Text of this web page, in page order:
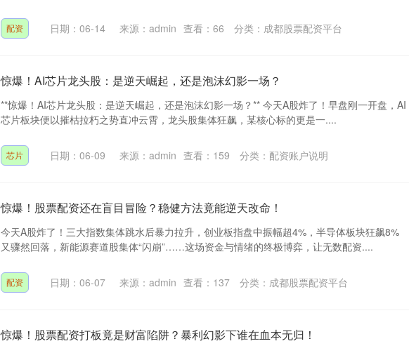
配资 日期：06-14 来源：admin 查看： 66 分类： 成都股票配资平台
惊爆！AI芯片龙头股：是逆天崛起，还是泡沫幻影一场？
**惊爆！AI芯片龙头股：是逆天崛起，还是泡沫幻影一场？** 今天A股炸了！早盘刚一开盘，AI
芯片板块便以摧枯拉朽之势直冲云霄，龙头股集体狂飙，某核心标的更是一....
芯片 日期：06-09 来源：admin 查看： 159 分类： 配资账户说明
惊爆！股票配资还在盲目冒险？稳健方法竟能逆天改命！
今天A股炸了！三大指数集体跳水后暴力拉升，创业板指盘中振幅超4%，半导体板块狂飙8%
又骤然回落，新能源赛道股集体“闪崩”……这场资金与情绪的终极博弈，让无数配资....
配资 日期：06-07 来源：admin 查看： 137 分类： 成都股票配资平台
惊爆！股票配资打板竟是财富陷阱？暴利幻影下谁在血本无归！